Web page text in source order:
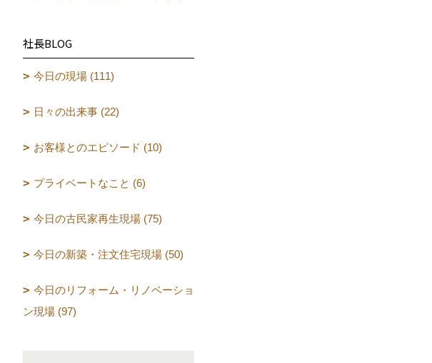
社長BLOG
今日の現場 (111)
日々の出来事 (22)
お客様とのエピソード (10)
プライベートなこと (6)
今日の古民家再生現場 (75)
今日の新築・注文住宅現場 (50)
今日のリフォーム・リノベーショ
ン現場 (97)